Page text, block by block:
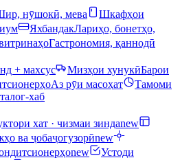
нӯшокӣ, мева
Шкафҳои
ЯхбандакЛариҳо, бонетҳо,
Гастрономия, қаннодӣ
+ махсус Мизҳои хунукӣБарои
Аз рӯи масоҳат
Тамоми
хаб
хат · чизмаи зиндаnew
ва ҷобаҷогузорӣnew
new
Устоди